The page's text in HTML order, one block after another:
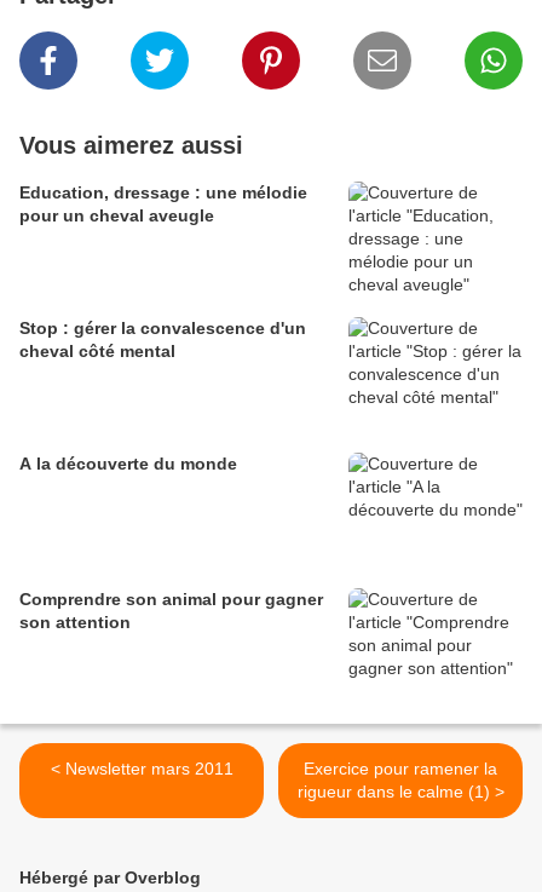
Vous aimerez aussi
Education, dressage : une mélodie
pour un cheval aveugle
Stop : gérer la convalescence d'un
cheval côté mental
A la découverte du monde
Comprendre son animal pour gagner
son attention
< Newsletter mars 2011
Exercice pour ramener la
rigueur dans le calme (1) >
Hébergé par Overblog